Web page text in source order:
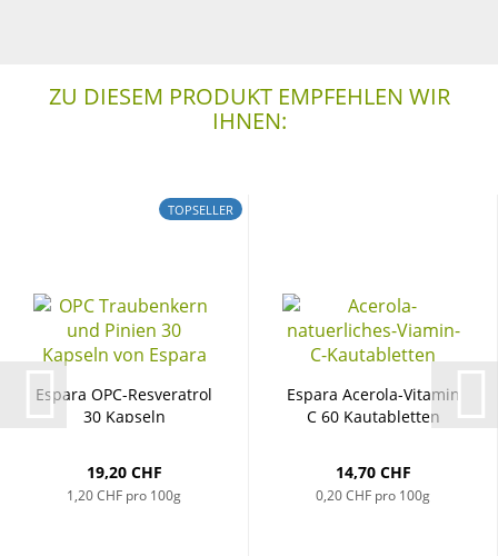
ZU DIESEM PRODUKT EMPFEHLEN WIR
IHNEN:
TOPSELLER
Es­pa­ra OPC-​Res­ver­a­trol
30 Kap­seln
19,20 CHF
1,20 CHF pro 100g
Es­pa­ra Acerola-​​Vit­amin
C 60 Kau­ta­blet­ten
14,70 CHF
0,20 CHF pro 100g